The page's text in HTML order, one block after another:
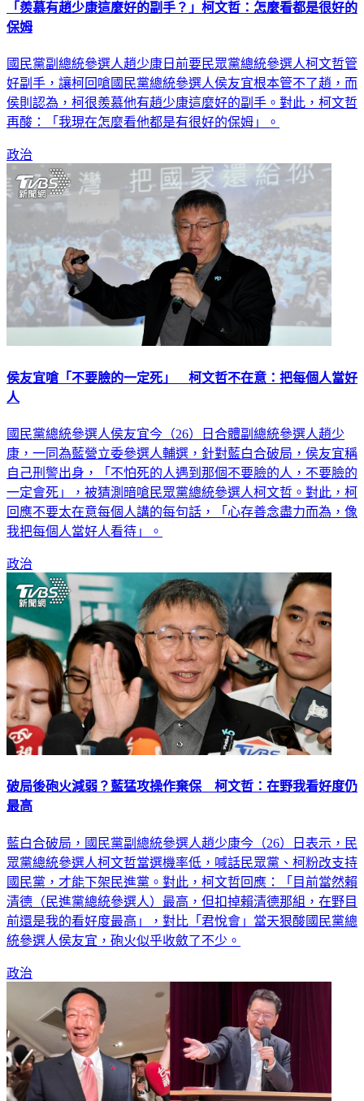
「羨慕有趙少康這麼好的副手？」柯文哲：怎麼看都是很好的
保姆
國民黨副總統參選人趙少康日前要民眾黨總統參選人柯文哲管
好副手，讓柯回嗆國民黨總統參選人侯友宜根本管不了趙，而
侯則認為，柯很羨慕他有趙少康這麼好的副手。對此，柯文哲
再酸：「我現在怎麼看他都是有很好的保姆」。
政治
侯友宜嗆「不要臉的一定死」 柯文哲不在意：把每個人當好
人
國民黨總統參選人侯友宜今（26）日合體副總統參選人趙少
康，一同為藍營立委參選人輔選，針對藍白合破局，侯友宜稱
自己刑警出身，「不怕死的人遇到那個不要臉的人，不要臉的
一定會死」，被猜測暗嗆民眾黨總統參選人柯文哲。對此，柯
回應不要太在意每個人講的每句話，「心存善念盡力而為，像
我把每個人當好人看待」。
政治
破局後砲火減弱？藍猛攻操作棄保 柯文哲：在野我看好度仍
最高
藍白合破局，國民黨副總統參選人趙少康今（26）日表示，民
眾黨總統參選人柯文哲當選機率低，喊話民眾黨、柯粉改支持
國民黨，才能下架民進黨。對此，柯文哲回應：「目前當然賴
清德（民進黨總統參選人）最高，但扣掉賴清德那組，在野目
前還是我的看好度最高」，對比「君悅會」當天狠酸國民黨總
統參選人侯友宜，砲火似乎收斂了不少。
政治